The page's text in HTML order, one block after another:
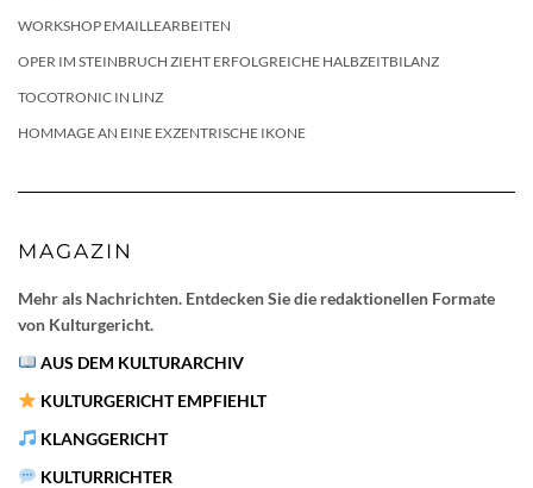
WORKSHOP EMAILLEARBEITEN
OPER IM STEINBRUCH ZIEHT ERFOLGREICHE HALBZEITBILANZ
TOCOTRONIC IN LINZ
HOMMAGE AN EINE EXZENTRISCHE IKONE
MAGAZIN
Mehr als Nachrichten. Entdecken Sie die redaktionellen Formate
von Kulturgericht.
AUS DEM KULTURARCHIV
KULTURGERICHT EMPFIEHLT
KLANGGERICHT
KULTURRICHTER